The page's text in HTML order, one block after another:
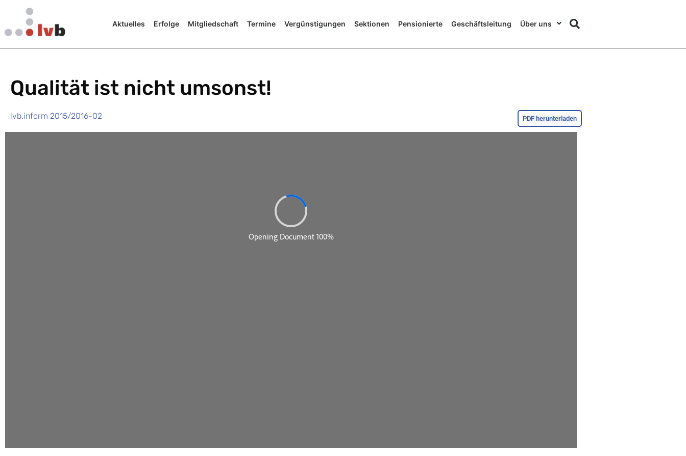
Aktuelles Erfolge Mitgliedschaft Termine Vergünstigungen Sektionen Pensionierte Geschäftsleitung Über uns
Qualität ist nicht umsonst!
lvb.inform 2015/2016-02 PDF herunterladen